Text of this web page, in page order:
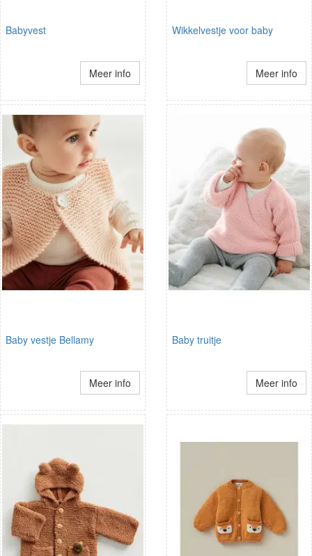
Babyvest
Meer info
Wikkelvestje voor baby
Meer info
Baby vestje Bellamy
Meer info
Baby truitje
Meer info